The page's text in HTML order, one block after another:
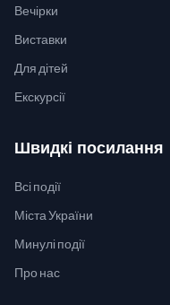
Вечірки
Виставки
Для дітей
Екскурсії
Швидкі посилання
Всі події
Міста України
Минулі події
Про нас